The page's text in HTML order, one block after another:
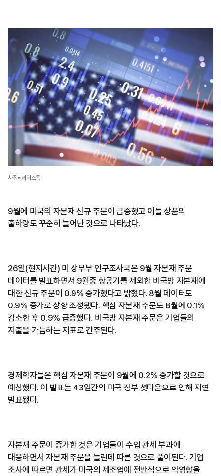
사진=셔터스톡
9월에 미국의 자본재 신규 주문이 급증했고 이들 상품의
출하량도 꾸준히 늘어난 것으로 나타났다.
26일(현지시간) 미 상무부 인구조사국은 9월 자본재 주문
데이터를 발표하면서 9월중 항공기를 제외한 비국방 자본재에
대한 신규 주문이 0.9% 증가했다고 밝혔다. 8월 데이터도
0.9% 증가로 상향 조정됐다. 핵심 자본재 주문도 8월에 0.1%
감소한 후 0.9% 급증했다. 비국방 자본재 주문은 기업들의
지출을 가늠하는 지표로 간주된다.
경제학자들은 핵심 자본재 주문이 9월에 0.2% 증가할 것으로
예상했다. 이 발표는 43일간의 미국 정부 셧다운으로 인해 지연
발표됐다.
자본재 주문이 증가한 것은 기업들이 수입 관세 부과에
대응하면서 자본재 주문을 늘린데 따른 것으로 풀이된다. 기업
조사에 따르면 관세가 미국의 제조업에 전반적으로 악영향을